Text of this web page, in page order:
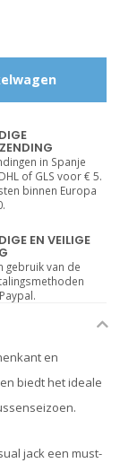
in Spanje
of GLS voor € 5.
binnen Europa
EN VEILIGE
gebruik van de
en
biedt het ideale
jack een must-